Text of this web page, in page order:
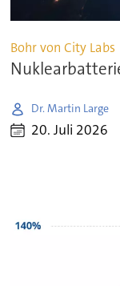
Bohr von City Labs
Dr. Martin Large
20. Juli 2026